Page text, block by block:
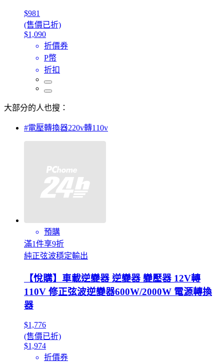
$981
(售價已折)
$1,090
折價券
P幣
折扣
大部分的人也搜：
#電壓轉換器220v轉110v
預購
滿1件享9折
純正弦波穩定輸出
【悅購】車載逆變器 逆變器 變壓器 12V轉
110V 修正弦波逆變器600W/2000W 電源轉換
器
$1,776
(售價已折)
$1,974
折價券